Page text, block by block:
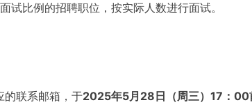
比例的招聘职位，按实际人数进行面试。
的联系邮箱，于2025年5月28日（周三）17：00